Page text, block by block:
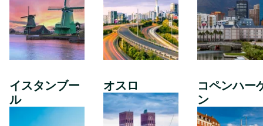
イスタンブー
ル
オスロ
コペンハー
ン